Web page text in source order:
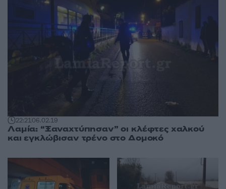
22:2106.02.19
Λαμία: “Ξαναχτύπησαν” οι κλέφτες χαλκού
και εγκλώβισαν τρένο στο Δομοκό